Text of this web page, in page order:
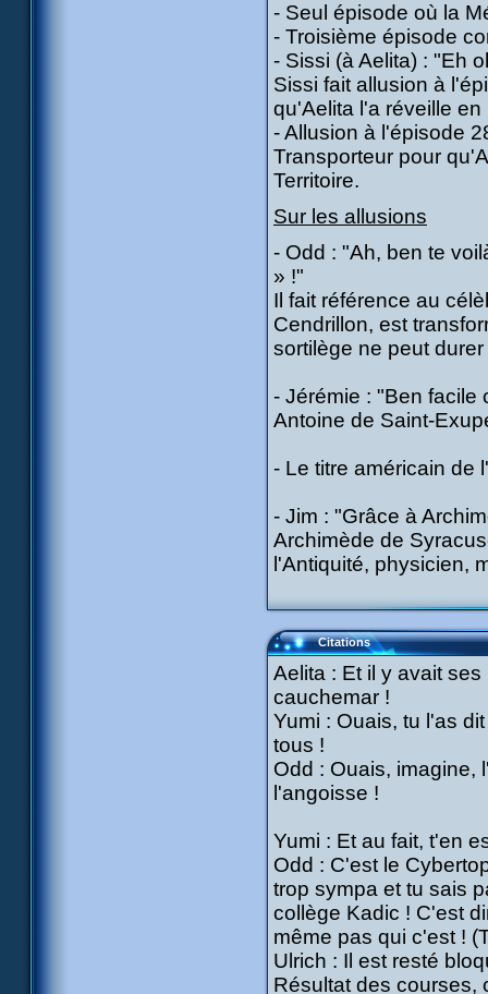
- Seul épisode où la
- Troisième épisode
- Sissi (à Aelita) : "Eh
Sissi fait allusion à
qu'Aelita l'a réveille
- Allusion à l'épisode
Transporteur pour
Territoire.
Sur les allusions
- Odd : "Ah, ben te
» !"
Il fait référence au
Cendrillon, est
sortilège ne peut
- Jérémie : "Ben facile
Antoine de Saint-
- Le titre américain de
- Jim : "Grâce à
Archimède de
l'Antiquité, physicien,
Citations
Aelita : Et il y avait
cauchemar !
Yumi : Ouais, tu l'as
tous !
Odd : Ouais, imagine,
l'angoisse !
Yumi : Et au fait, t'en
Odd : C'est le
trop sympa et tu sais
collège Kadic ! C'est
même pas qui c'est !
Ulrich : Il est resté
Résultat des courses,